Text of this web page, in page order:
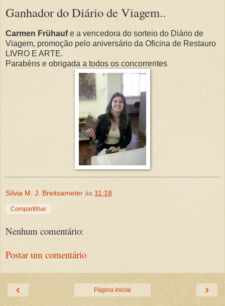
Ganhador do Diário de Viagem..
Carmen Frühaufe a vencedora do sorteio do Diário de
Viagem, promoção pelo aniversário da Oficina de Restauro
LIVRO E ARTE.
Parabéns e obrigada a todos os concorrentes
Sílvia M. J. Breitsameter às 11:18
Compartilhar
Nenhum comentário:
Postar um comentário
‹ ›
Página inicial